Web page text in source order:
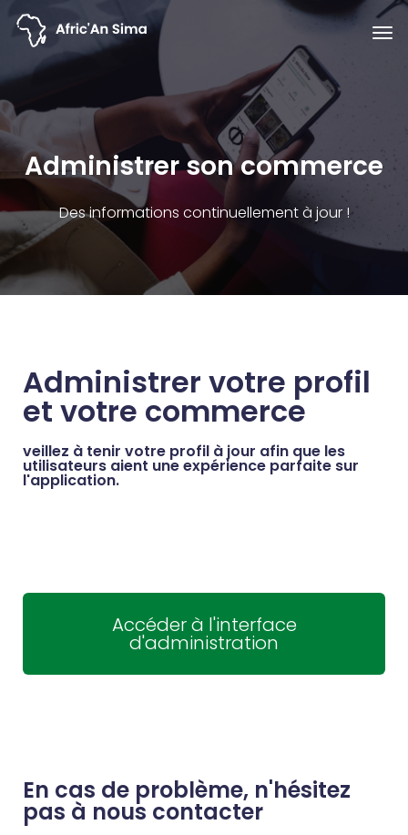
Administrer son commerce
Des informations continuellement à jour !
Administrer votre profil
et votre commerce
veillez à tenir votre profil à jour afin que les
utilisateurs aient une expérience parfaite sur
l'application.
Accéder à l'interface
d'administration
En cas de problème, n'hésitez
pas à nous contacter